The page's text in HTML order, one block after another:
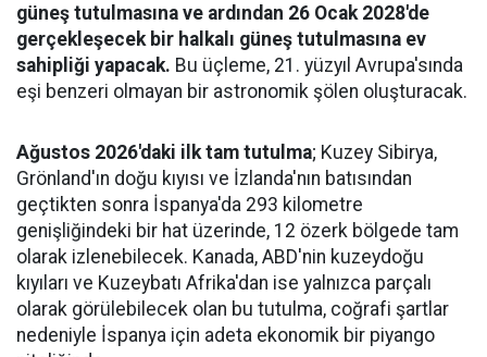
güneş tutulmasına ve ardından 26 Ocak 2028'de
gerçekleşecek bir halkalı güneş tutulmasına ev
sahipliği yapacak. Bu üçleme, 21. yüzyıl Avrupa'sında
eşi benzeri olmayan bir astronomik şölen oluşturacak.
Ağustos 2026'daki ilk tam tutulma; Kuzey Sibirya,
Grönland'ın doğu kıyısı ve İzlanda'nın batısından
geçtikten sonra İspanya'da 293 kilometre
genişliğindeki bir hat üzerinde, 12 özerk bölgede tam
olarak izlenebilecek. Kanada, ABD'nin kuzeydoğu
kıyıları ve Kuzeybatı Afrika'dan ise yalnızca parçalı
olarak görülebilecek olan bu tutulma, coğrafi şartlar
nedeniyle İspanya için adeta ekonomik bir piyango